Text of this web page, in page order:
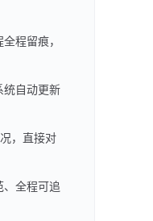
程留痕，
统自动更新
，直接对
、全程可追